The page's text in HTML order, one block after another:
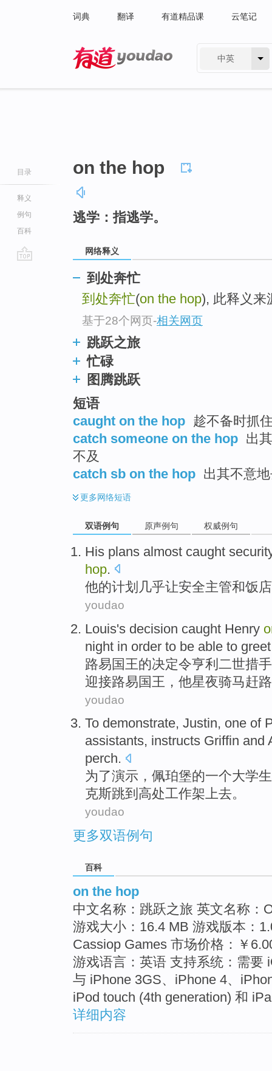
词典 翻译 有道精品课 云笔记
中英
目录
释义
例句
百科
on the hop
逃学：指逃学。
网络释义
到处奔忙
到处奔忙(on the hop), 此释义来
基于28个网页-相关网页
跳跃之旅
忙碌
图腾跳跃
短语
caught on the hop 趁不备时抓
catch someone on the hop 出
不及
catch sb on the hop 出其不意
更多网络短语
双语例句 原声例句 权威例句
His plans almost caught
hop.
他的计划 几乎让安全主管和饭店
youdao
Louis's decision caught Henry
night in order to be able to greet
路易国王的决定令亨利二世措
迎接路易国王， 他星夜骑马赶路
youdao
To demonstrate, Justin, one of
assistants, instructs Griffin and
perch.
为了演示 ，佩珀堡的一个大学生
克斯跳到高处工作架上去。
youdao
更多双语例句
百科
on the hop
中文名称：跳跃之旅 英文名称：
游戏大小：16.4 MB 游戏版本：
Cassiop Games 市场价格：￥
游戏语言：英语 支持系统：需要
与 iPhone 3GS、iPhone 4、
iPod touch (4th generation) 和
详细内容